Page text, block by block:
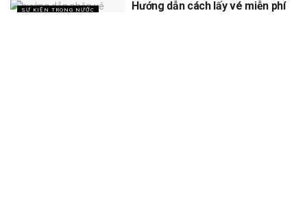
SỰ KIỆN TRONG NƯỚC
Hướng dẫn cách lấy vé miễn phí